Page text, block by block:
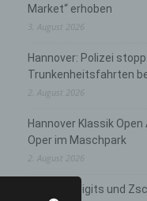
Market“ erhoben
3. August 2026
Hannover: Polizei
Trunkenheitsfahrten
2. August 2026
Hannover Klassik
Oper im Maschpark
2. August 2026
Schwarz Digits und